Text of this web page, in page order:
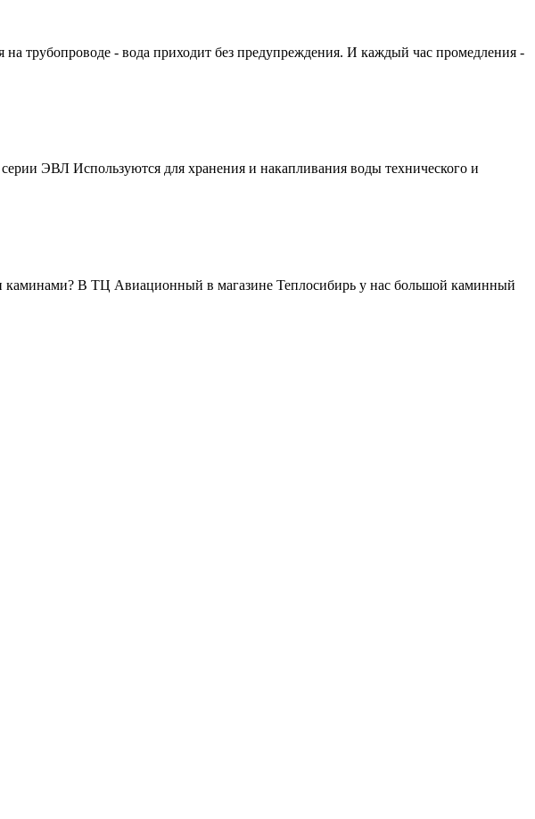
трубопроводе - вода приходит без предупреждения. И каждый час промедления -
ЭВЛ Используются для хранения и накапливания воды технического и
каминами? В ТЦ Авиационный в магазине Теплосибирь у нас большой каминный